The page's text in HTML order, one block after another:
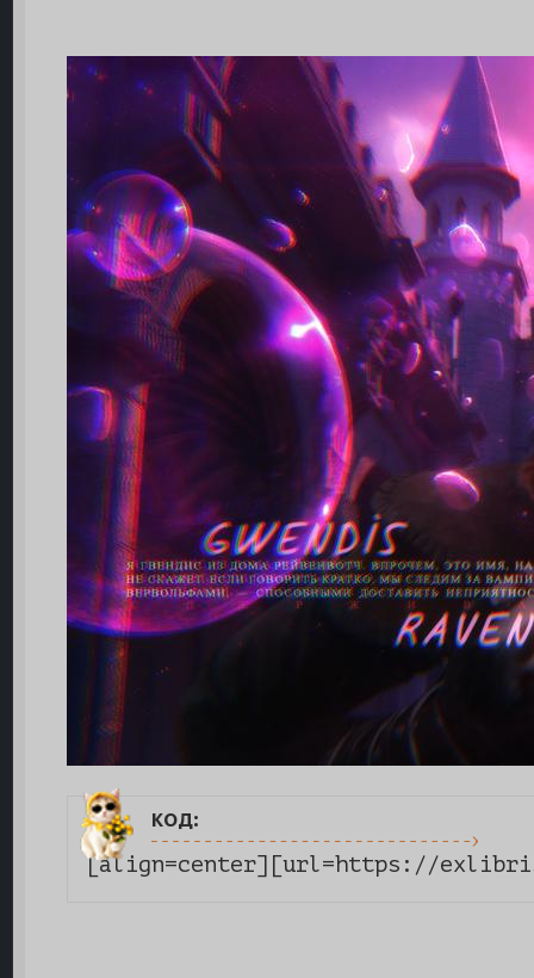
код:
[align=center][url=https://